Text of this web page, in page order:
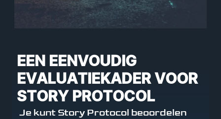
EEN EENVOUDIG
EVALUATIEKADER VOOR
STORY PROTOCOL ​
Je kunt Story Protocol beoordelen